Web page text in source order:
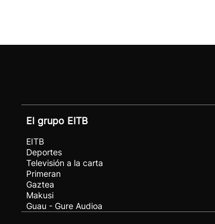
El grupo EITB
EITB
Deportes
Televisión a la carta
Primeran
Gaztea
Makusi
Guau - Gure Audioa